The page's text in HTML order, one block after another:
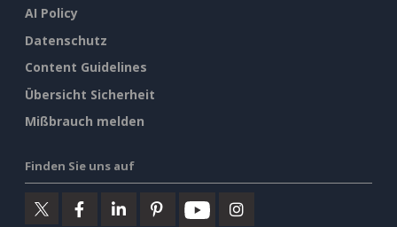
AI Policy
Datenschutz
Content Guidelines
Übersicht Sicherheit
Mißbrauch melden
Finden Sie uns auf